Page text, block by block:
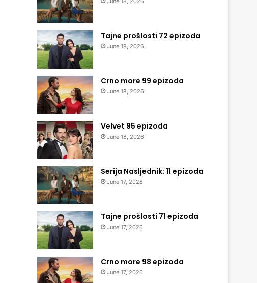
Tajne prošlosti 72 epizoda
June 18, 2026
Crno more 99 epizoda
June 18, 2026
Velvet 95 epizoda
June 18, 2026
Serija Nasljednik: 11 epizoda
June 17, 2026
Tajne prošlosti 71 epizoda
June 17, 2026
Crno more 98 epizoda
June 17, 2026